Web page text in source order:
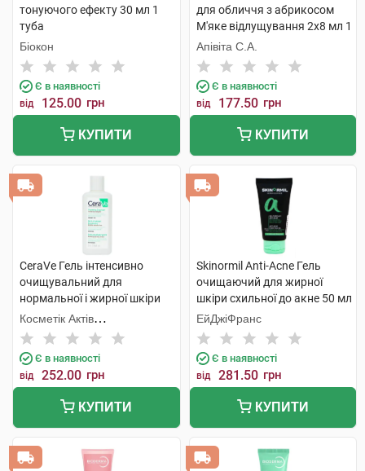
тонуючого ефекту 30 мл 1
туба
Біокон
Є в наявності
від 125.00 грн
КУПИТИ
для обличчя з абрикосом
М'яке відлущування 2х8 мл 1
шт
Апівіта С.А.
Є в наявності
від 177.50 грн
КУПИТИ
CeraVe Гель інтенсивно
очищувальний для
нормальної і жирної шкіри
обличчя та тіла 88 мл 1
флакон
Косметік Актів
Інтернаціональ
Є в наявності
від 252.00 грн
КУПИТИ
Skinormil Anti-Acne Гель
очищаючий для жирної
шкіри схильної до акне 50 мл
1 туба
ЕйДжіФранс
Є в наявності
від 281.50 грн
КУПИТИ